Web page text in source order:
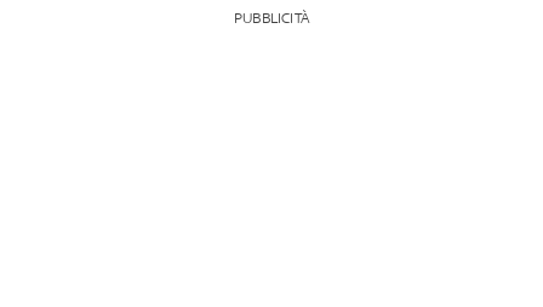
PUBBLICITÀ